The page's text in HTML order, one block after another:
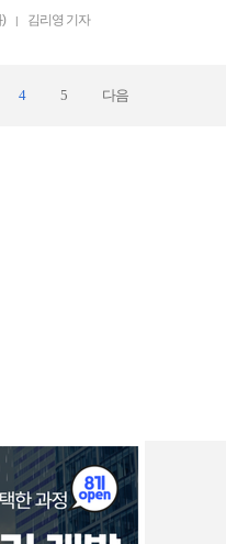
...
| 김리영 기자
4 5 다음